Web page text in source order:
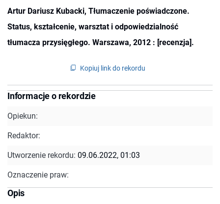
Artur Dariusz Kubacki, Tłumaczenie poświadczone.
Status, kształcenie, warsztat i odpowiedzialność
tłumacza przysięgłego. Warszawa, 2012 : [recenzja].
Kopiuj link do rekordu
Informacje o rekordzie
Opiekun:
Redaktor:
Utworzenie rekordu: 09.06.2022, 01:03
Oznaczenie praw:
Opis